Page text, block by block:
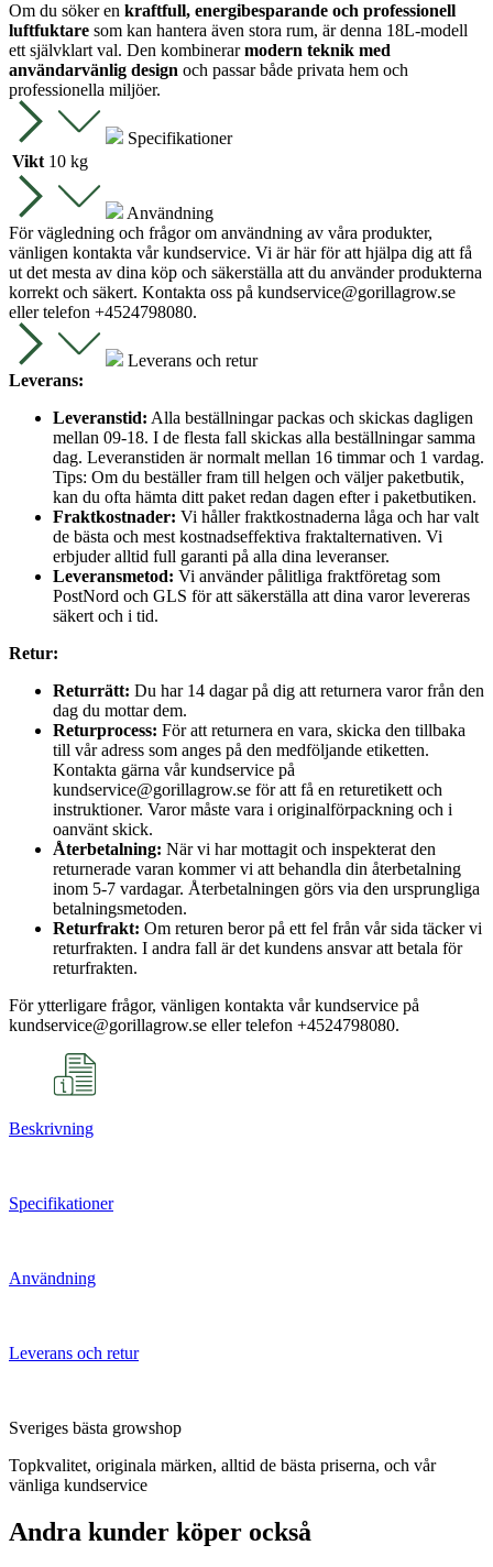
Om du söker en kraftfull, energibesparande och professionell
luftfuktare som kan hantera även stora rum, är denna 18L-modell
ett självklart val. Den kombinerarmodern teknik med
användarvänlig design och passar både privata hem och
professionella miljöer.
Specifikationer
Vikt 10 kg
Användning
För vägledning och frågor om användning av våra produkter,
vänligen kontakta vår kundservice. Vi är här för att hjälpa dig att få
ut det mesta av dina köp och säkerställa att du använder produkterna
korrekt och säkert. Kontakta oss på kundservice@gorillagrow.se
eller telefon +4524798080.
Leverans och retur
Leverans:
Leveranstid: Alla beställningar packas och skickas dagligen
mellan 09-18. I de flesta fall skickas alla beställningar samma
dag. Leveranstiden är normalt mellan 16 timmar och 1 vardag.
Tips: Om du beställer fram till helgen och väljer paketbutik,
kan du ofta hämta ditt paket redan dagen efter i paketbutiken.
Fraktkostnader: Vi håller fraktkostnaderna låga och har valt
de bästa och mest kostnadseffektiva fraktalternativen. Vi
erbjuder alltid full garanti på alla dina leveranser.
Leveransmetod: Vi använder pålitliga fraktföretag som
PostNord och GLS för att säkerställa att dina varor levereras
säkert och i tid.
Retur:
Returrätt: Du har 14 dagar på dig att returnera varor från den
dag du mottar dem.
Returprocess: För att returnera en vara, skicka den tillbaka
till vår adress som anges på den medföljande etiketten.
Kontakta gärna vår kundservice på
kundservice@gorillagrow.se för att få en returetikett och
instruktioner. Varor måste vara i originalförpackning och i
oanvänt skick.
Återbetalning: När vi har mottagit och inspekterat den
returnerade varan kommer vi att behandla din återbetalning
inom 5-7 vardagar. Återbetalningen görs via den ursprungliga
betalningsmetoden.
Returfrakt: Om returen beror på ett fel från vår sida täcker vi
returfrakten. I andra fall är det kundens ansvar att betala för
returfrakten.
För ytterligare frågor, vänligen kontakta vår kundservice på
kundservice@gorillagrow.se eller telefon +4524798080.
Beskrivning
Specifikationer
Användning
Leverans och retur
Sveriges bästa growshop
Topkvalitet, originala märken, alltid de bästa priserna, och vår
vänliga kundservice
Andra kunder köper också